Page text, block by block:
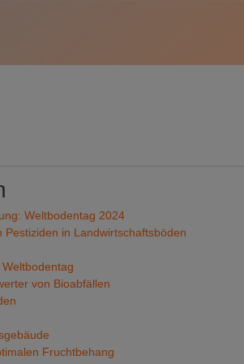
Weltbodentag 2024
Pestiziden in Landwirtschaftsböden
von Bioabfällen
Fruchtbehang